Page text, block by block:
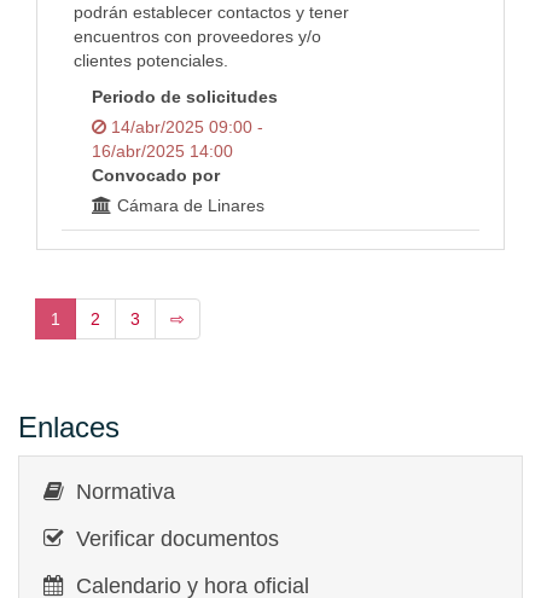
podrán establecer contactos y tener
encuentros con proveedores y/o
clientes potenciales.
Periodo de solicitudes
14/abr/2025 09:00 -
16/abr/2025 14:00
Convocado por
Cámara de Linares
1 2 3 ⇨
Enlaces
Normativa
Verificar documentos
Calendario y hora oficial